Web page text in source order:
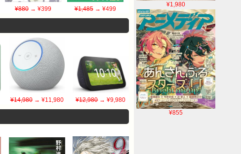
¥1,980
¥855
¥880 → ¥399 ¥1,485→ ¥499
¥14,980→ ¥11,980 ¥12,980→ ¥9,980